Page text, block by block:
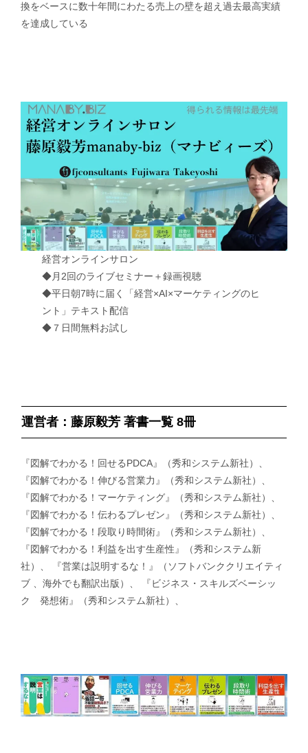
換をベースに数十年間にわたる売上の壁を超え過去最高実績
を達成している
経営オンラインサロン
◆月2回のライブセミナー＋録画視聴
◆平日朝7時に届く「経営×AI×マーケティングのヒ
ント」テキスト配信
◆７日間無料お試し
運営者：藤原毅芳 著書一覧 8冊
『図解でわかる！回せるPDCA』（秀和システム新社）、
『図解でわかる！伸びる営業力』（秀和システム新社）、
『図解でわかる！マーケティング』（秀和システム新社）、
『図解でわかる！伝わるプレゼン』（秀和システム新社）、
『図解でわかる！段取り時間術』（秀和システム新社）、
『図解でわかる！利益を出す生産性』（秀和システム新
社）、 『営業は説明するな！』（ソフトバンククリエイティ
ブ 、海外でも翻訳出版）、 『ビジネス・スキルズベーシッ
ク 発想術』（秀和システム新社）、